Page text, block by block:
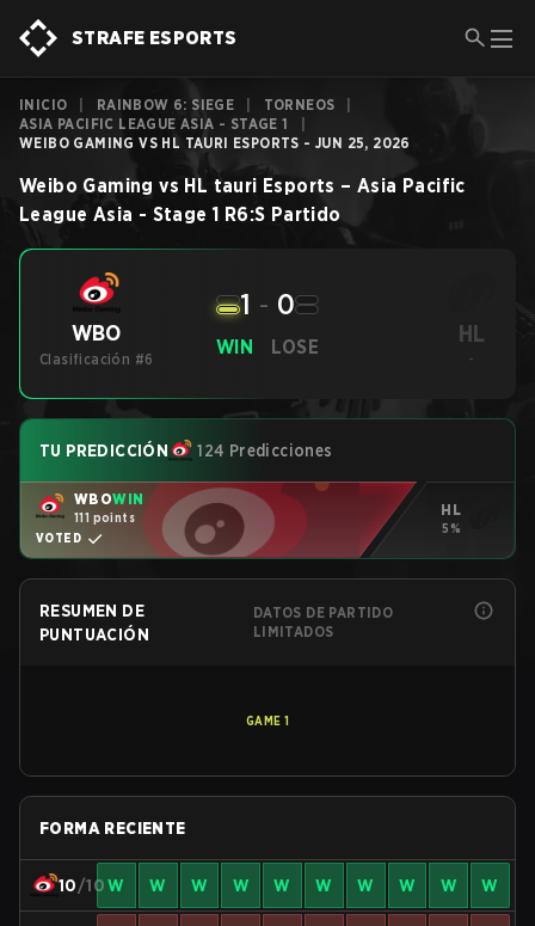
STRAFE ESPORTS
INICIO RAINBOW 6: SIEGE TORNEOS
ASIA PACIFIC LEAGUE ASIA - STAGE 1
WEIBO GAMING VS HL TAURI ESPORTS - JUN 25, 2026
Weibo Gaming vs HL tauri Esports –Asia Pacific
League Asia - Stage 1 R6:S Partido
WBO
Clasificación #6
WIN
1 - 0
LOSE HL
-
TU PREDICCIÓN 124 Predicciones
WBOWIN
111 points
VOTED
HL
5%
RESUMEN DE
PUNTUACIÓN
DATOS DE PARTIDO
LIMITADOS
GAME 1
FORMA RECIENTE
10/10W W W W W W W W W W